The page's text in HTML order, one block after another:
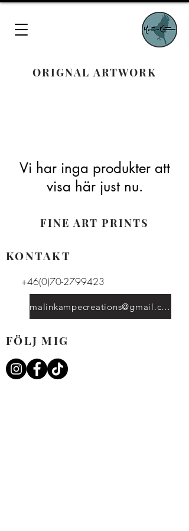
ORIGNAL ARTWORK
Vi har inga produkter att
visa här just nu.
FINE ART PRINTS
KONTAKT
+46(0)70-2799423
malinkampecreations@gmail.com
FÖLJ MIG